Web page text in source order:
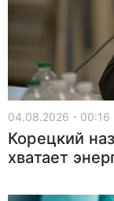
04.08.2026 - 00:16
Корецкий
хватает